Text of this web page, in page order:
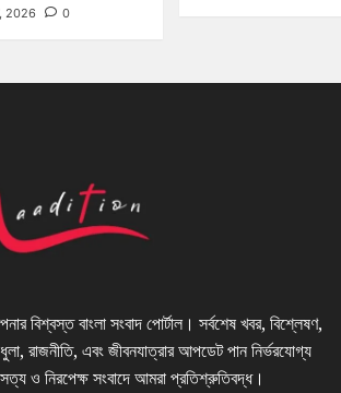
2026 0
বিশ্বস্ত বাংলা সংবাদ পোর্টাল। সর্বশেষ খবর, বিশ্লেষণ,
রাজনীতি, এবং জীবনযাত্রার আপডেট পান নির্ভরযোগ্য
ও নিরপেক্ষ সংবাদে আমরা প্রতিশ্রুতিবদ্ধ।